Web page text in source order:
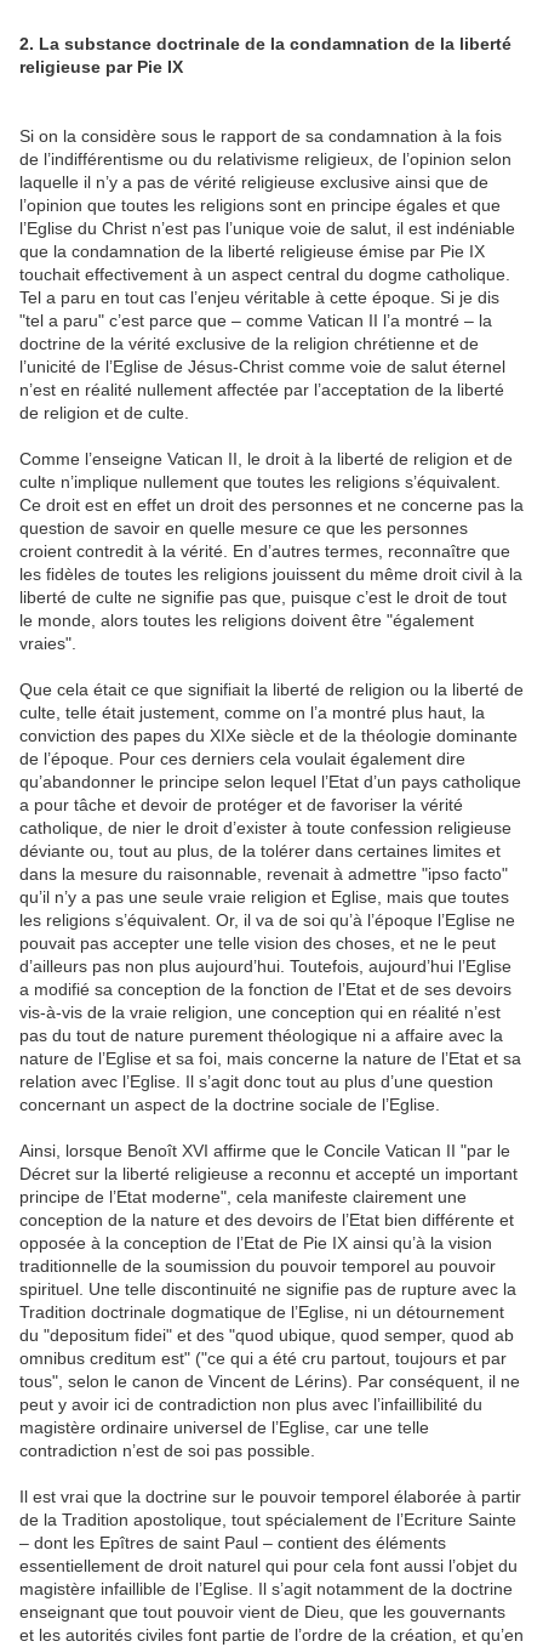
2. La substance doctrinale de la condamnation de la liberté
religieuse par Pie IX
Si on la considère sous le rapport de sa condamnation à la fois
de l’indifférentisme ou du relativisme religieux, de l’opinion selon
laquelle il n’y a pas de vérité religieuse exclusive ainsi que de
l’opinion que toutes les religions sont en principe égales et que
l’Eglise du Christ n’est pas l’unique voie de salut, il est indéniable
que la condamnation de la liberté religieuse émise par Pie IX
touchait effectivement à un aspect central du dogme catholique.
Tel a paru en tout cas l’enjeu véritable à cette époque. Si je dis
"tel a paru" c’est parce que – comme Vatican II l’a montré – la
doctrine de la vérité exclusive de la religion chrétienne et de
l’unicité de l’Eglise de Jésus-Christ comme voie de salut éternel
n’est en réalité nullement affectée par l’acceptation de la liberté
de religion et de culte.
Comme l’enseigne Vatican II, le droit à la liberté de religion et de
culte n’implique nullement que toutes les religions s’équivalent.
Ce droit est en effet un droit des personnes et ne concerne pas la
question de savoir en quelle mesure ce que les personnes
croient contredit à la vérité. En d’autres termes, reconnaître que
les fidèles de toutes les religions jouissent du même droit civil à la
liberté de culte ne signifie pas que, puisque c’est le droit de tout
le monde, alors toutes les religions doivent être "également
vraies".
Que cela était ce que signifiait la liberté de religion ou la liberté de
culte, telle était justement, comme on l’a montré plus haut, la
conviction des papes du XIXe siècle et de la théologie dominante
de l’époque. Pour ces derniers cela voulait également dire
qu’abandonner le principe selon lequel l’Etat d’un pays catholique
a pour tâche et devoir de protéger et de favoriser la vérité
catholique, de nier le droit d’exister à toute confession religieuse
déviante ou, tout au plus, de la tolérer dans certaines limites et
dans la mesure du raisonnable, revenait à admettre "ipso facto"
qu’il n’y a pas une seule vraie religion et Eglise, mais que toutes
les religions s’équivalent. Or, il va de soi qu’à l’époque l’Eglise ne
pouvait pas accepter une telle vision des choses, et ne le peut
d’ailleurs pas non plus aujourd’hui. Toutefois, aujourd’hui l’Eglise
a modifié sa conception de la fonction de l’Etat et de ses devoirs
vis-à-vis de la vraie religion, une conception qui en réalité n’est
pas du tout de nature purement théologique ni a affaire avec la
nature de l’Eglise et sa foi, mais concerne la nature de l’Etat et sa
relation avec l’Eglise. Il s’agit donc tout au plus d’une question
concernant un aspect de la doctrine sociale de l’Eglise.
Ainsi, lorsque Benoît XVI affirme que le Concile Vatican II "par le
Décret sur la liberté religieuse a reconnu et accepté un important
principe de l’Etat moderne", cela manifeste clairement une
conception de la nature et des devoirs de l’Etat bien différente et
opposée à la conception de l’Etat de Pie IX ainsi qu’à la vision
traditionnelle de la soumission du pouvoir temporel au pouvoir
spirituel. Une telle discontinuité ne signifie pas de rupture avec la
Tradition doctrinale dogmatique de l’Eglise, ni un détournement
du "depositum fidei" et des "quod ubique, quod semper, quod ab
omnibus creditum est" ("ce qui a été cru partout, toujours et par
tous", selon le canon de Vincent de Lérins). Par conséquent, il ne
peut y avoir ici de contradiction non plus avec l’infaillibilité du
magistère ordinaire universel de l’Eglise, car une telle
contradiction n’est de soi pas possible.
Il est vrai que la doctrine sur le pouvoir temporel élaborée à partir
de la Tradition apostolique, tout spécialement de l’Ecriture Sainte
– dont les Epîtres de saint Paul – contient des éléments
essentiellement de droit naturel qui pour cela font aussi l’objet du
magistère infaillible de l’Eglise. Il s’agit notamment de la doctrine
enseignant que tout pouvoir vient de Dieu, que les gouvernants
et les autorités civiles font partie de l’ordre de la création, et qu’en